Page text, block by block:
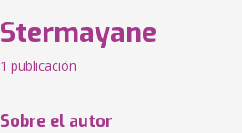
Stermayane
1 publicación
Sobre el autor